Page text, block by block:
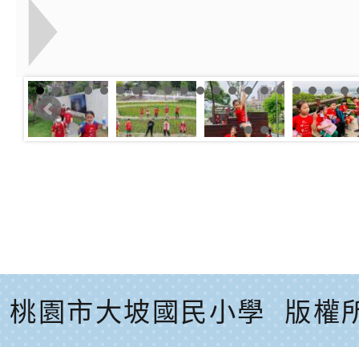
桃園市大坡國民小學
版權